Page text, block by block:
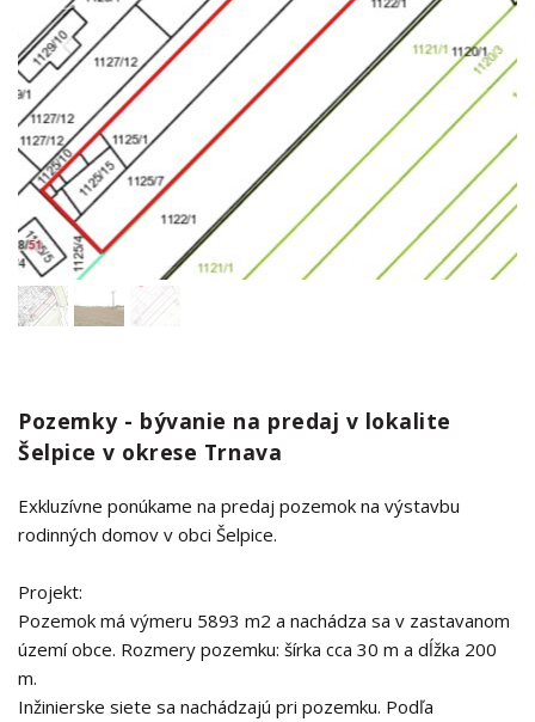
Pozemky - bývanie na predaj v lokalite
Šelpice v okrese Trnava
Exkluzívne ponúkame na predaj pozemok na výstavbu
rodinných domov v obci Šelpice.
Projekt:
Pozemok má výmeru 5893 m2 a nachádza sa v zastavanom
území obce. Rozmery pozemku: šírka cca 30 m a dĺžka 200
m.
Inžinierske siete sa nachádzajú pri pozemku. Podľa